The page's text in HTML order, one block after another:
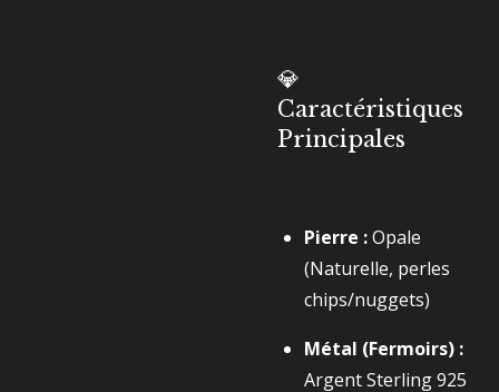
💎
Caractéristiques
Principales
Pierre :Opale
(Naturelle, perles
chips/nuggets)
Métal (Fermoirs) :
Argent Sterling 925